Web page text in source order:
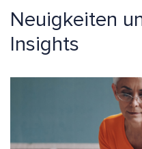
Neuigkeiten
Insights